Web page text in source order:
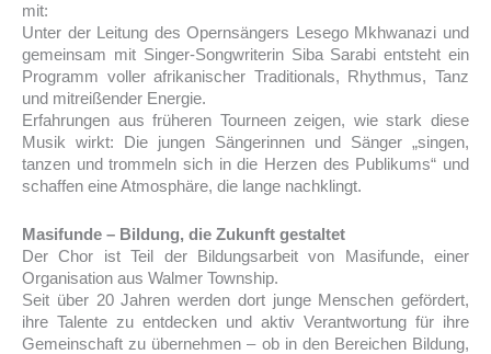
mit:
Unter der Leitung des Opernsängers Lesego Mkhwanazi und
gemeinsam mit Singer-Songwriterin Siba Sarabi entsteht ein
Programm voller afrikanischer Traditionals, Rhythmus, Tanz
und mitreißender Energie.
Erfahrungen aus früheren Tourneen zeigen, wie stark diese
Musik wirkt: Die jungen Sängerinnen und Sänger „singen,
tanzen und trommeln sich in die Herzen des Publikums“ und
schaffen eine Atmosphäre, die lange nachklingt.
Masifunde – Bildung, die Zukunft gestaltet
Der Chor ist Teil der Bildungsarbeit von Masifunde, einer
Organisation aus Walmer Township.
Seit über 20 Jahren werden dort junge Menschen gefördert,
ihre Talente zu entdecken und aktiv Verantwortung für ihre
Gemeinschaft zu übernehmen – ob in den Bereichen Bildung,